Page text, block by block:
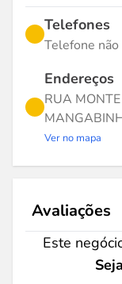
Telefones
Telefone
Endereços
RUA
Ver no mapa
Avaliações
Este